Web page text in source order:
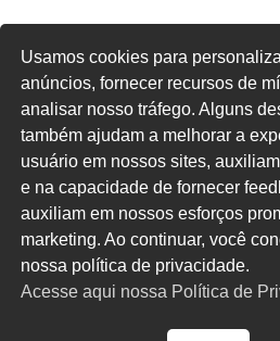
Usamos cookies para
anúncios, fornecer recursos de
analisar nosso tráfego. Alguns
também ajudam a melhorar a
usuário em nossos sites,
e na capacidade de fornecer
auxiliam em nossos esforços
marketing. Ao continuar, você
nossa política de privacidade.
Acesse aqui nossa Política de